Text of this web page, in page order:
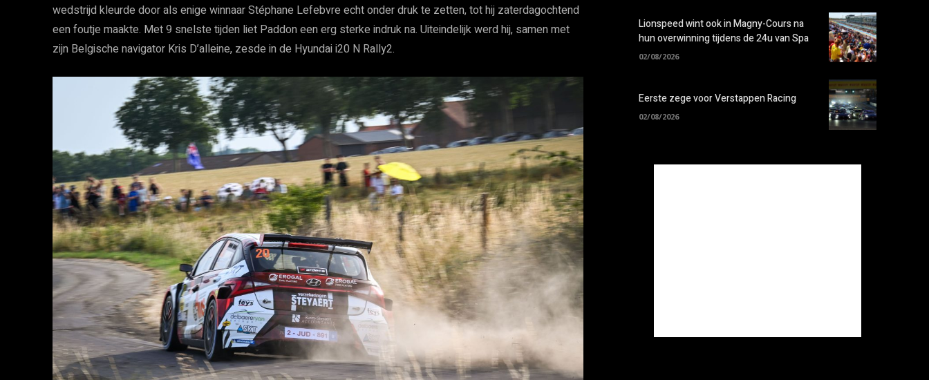
wedstrijd kleurde door als enige winnaar Stéphane Lefebvre echt onder druk te zetten, tot hij zaterdagochtend
een foutje maakte. Met 9 snelste tijden liet Paddon een erg sterke indruk na. Uiteindelijk werd hij, samen met
zijn Belgische navigator Kris D’alleine, zesde in de Hyundai i20 N Rally2.
Lionspeed wint ook in Magny-Cours na
hun overwinning tijdens de 24u van Spa
02/08/2026
Eerste zege voor Verstappen Racing
02/08/2026